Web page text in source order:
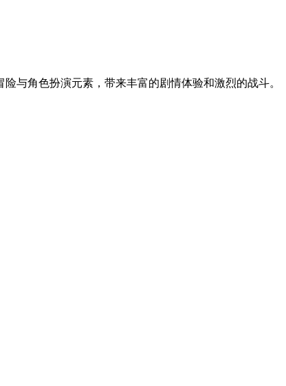
与角色扮演元素，带来丰富的剧情体验和激烈的战斗。